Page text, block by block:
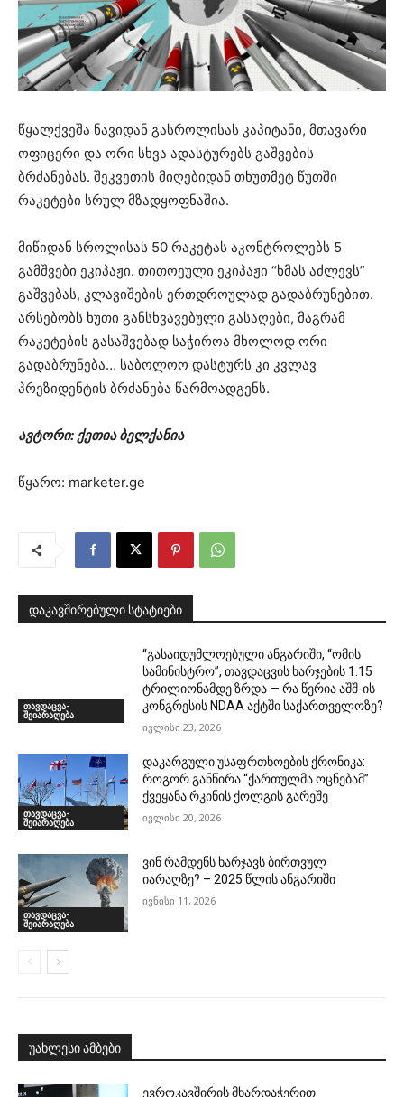
წყალქვეშა ნავიდან გასროლისას კაპიტანი, მთავარი
ოფიცერი და ორი სხვა ადასტურებს გაშვების
ბრძანებას. შეკვეთის მიღებიდან თხუთმეტ წუთში
რაკეტები სრულ მზადყოფნაშია.
მიწიდან სროლისას 50 რაკეტას აკონტროლებს 5
გამშვები ეკიპაჟი. თითოეული ეკიპაჟი “ხმას აძლევს”
გაშვებას, კლავიშების ერთდროულად გადაბრუნებით.
არსებობს ხუთი განსხვავებული გასაღები, მაგრამ
რაკეტების გასაშვებად საჭიროა მხოლოდ ორი
გადაბრუნება… საბოლოო დასტურს კი კვლავ
პრეზიდენტის ბრძანება წარმოადგენს.
ავტორი: ქეთია ბელქანია
წყარო: marketer.ge
დაკავშირებული სტატიები
თავდაცვა-
შეიარაღება
“გასაიდუმლოებული ანგარიში, “ომის
სამინისტრო”, თავდაცვის ხარჯების 1.15
ტრილიონამდე ზრდა — რა წერია აშშ-ის
კონგრესის NDAA აქტში საქართველოზე?
ივლისი 23, 2026
თავდაცვა-
შეიარაღება
დაკარგული უსაფრთხოების ქრონიკა:
როგორ განწირა “ქართულმა ოცნებამ”
ქვეყანა რკინის ქოლგის გარეშე
ივლისი 20, 2026
თავდაცვა-
შეიარაღება
ვინ რამდენს ხარჯავს ბირთვულ
იარაღზე? – 2025 წლის ანგარიში
ივნისი 11, 2026
უახლესი ამბები
ევროკავშირის მხარდაჭერით